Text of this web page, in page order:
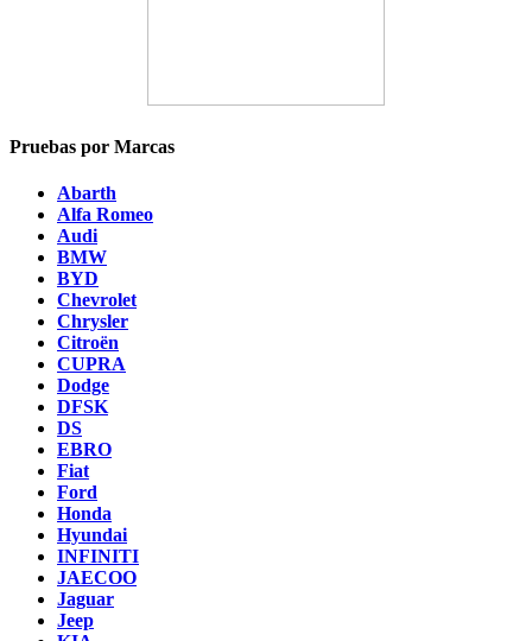
Pruebas por Marcas
Abarth
Alfa Romeo
Audi
BMW
BYD
Chevrolet
Chrysler
Citroën
CUPRA
Dodge
DFSK
DS
EBRO
Fiat
Ford
Honda
Hyundai
INFINITI
JAECOO
Jaguar
Jeep